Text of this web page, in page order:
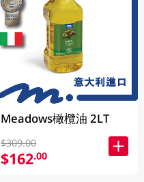
Meadows橄欖油 2LT
$309.00
$162.00